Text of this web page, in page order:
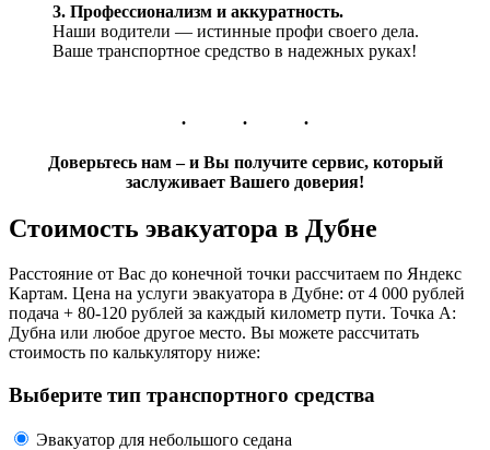
3. Профессионализм и аккуратность.
Наши водители — истинные профи своего дела.
Ваше транспортное средство в надежных руках!
Доверьтесь нам – и Вы получите сервис, который
заслуживает Вашего доверия!
Стоимость эвакуатора в Дубне
Расстояние от Вас до конечной точки рассчитаем по Яндекс
Картам. Цена на услуги эвакуатора в Дубне: от 4 000 рублей
подача + 80-120 рублей за каждый километр пути. Точка А:
Дубна или любое другое место. Вы можете рассчитать
стоимость по калькулятору ниже:
Выберите тип транспортного средства
Эвакуатор для небольшого седана